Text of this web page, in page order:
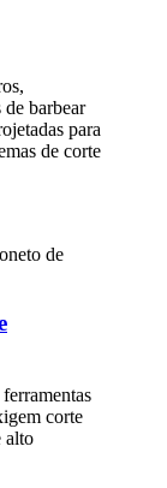
barbear
para
de corte
corte
alto